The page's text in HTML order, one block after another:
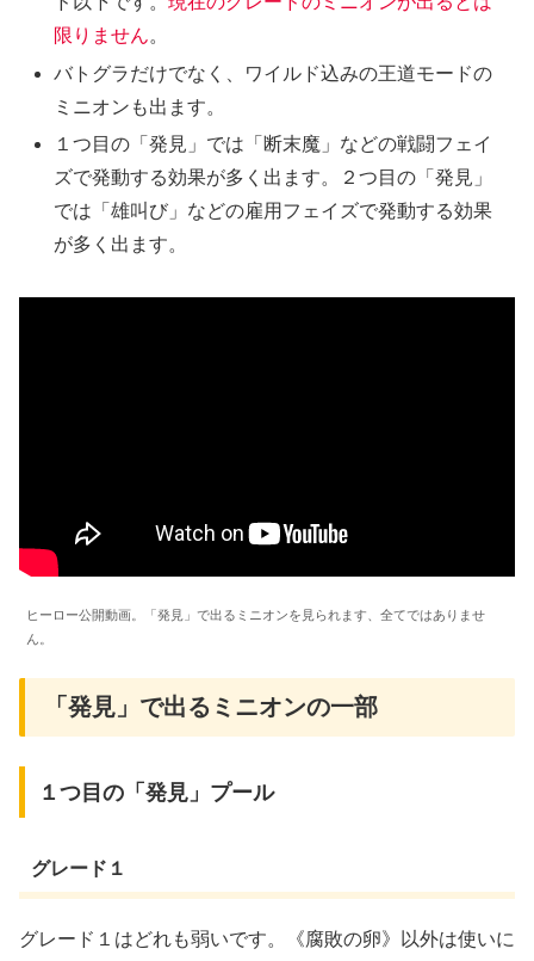
限りません。
バトグラだけでなく、ワイルド込みの王道モードの
ミニオンも出ます。
１つ目の「発見」では「断末魔」などの戦闘フェイ
ズで発動する効果が多く出ます。２つ目の「発見」
では「雄叫び」などの雇用フェイズで発動する効果
が多く出ます。
ヒーロー公開動画。「発見」で出るミニオンを見られます、全てではありませ
ん。
「発見」で出るミニオンの一部
１つ目の「発見」プール
グレード１
グレード１はどれも弱いです。《腐敗の卵》以外は使いに